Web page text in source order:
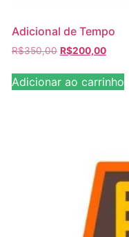
Adicional de Tempo
R$350,00 R$200,00
Adicionar ao carrinho